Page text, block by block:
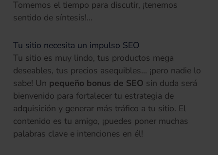
Tomemos el tiempo para discutir, ¡tenemos
sentido de síntesis!…
Tu sitio necesita un impulso SEO
Tu sitio es muy lindo, tus productos mega
deseables, tus precios asequibles… ¡pero nadie lo
sabe! Un pequeño bonus de SEO sin duda será
bienvenido para fortalecer tu estrategia de
adquisición y generar más tráfico a tu sitio. El
contenido es tu amigo, ¡puedes poner muchas
palabras clave e intenciones en él!